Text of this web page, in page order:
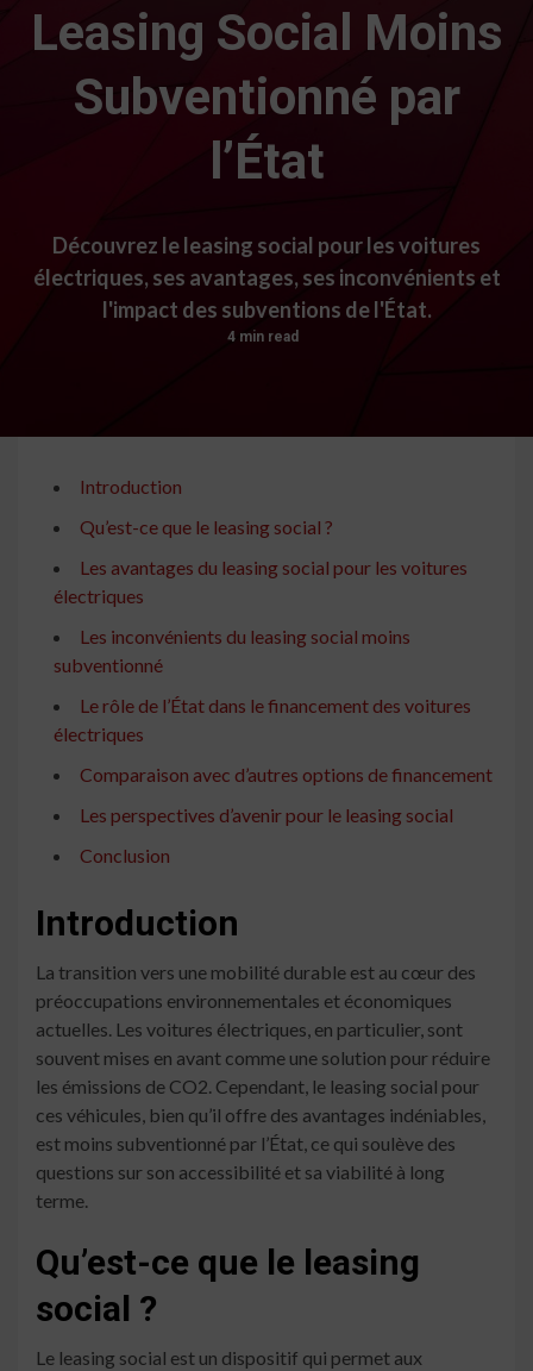
Leasing Social Moins
Subventionné par
l’État
Découvrez le leasing social pour les voitures
électriques, ses avantages, ses inconvénients et
l'impact des subventions de l'État.
4 min read
Introduction
Qu’est-ce que le leasing social ?
Les avantages du leasing social pour les voitures
électriques
Les inconvénients du leasing social moins
subventionné
Le rôle de l’État dans le financement des voitures
électriques
Comparaison avec d’autres options de financement
Les perspectives d’avenir pour le leasing social
Conclusion
Introduction
La transition vers une mobilité durable est au cœur des
préoccupations environnementales et économiques
actuelles. Les voitures électriques, en particulier, sont
souvent mises en avant comme une solution pour réduire
les émissions de CO2. Cependant, le leasing social pour
ces véhicules, bien qu’il offre des avantages indéniables,
est moins subventionné par l’État, ce qui soulève des
questions sur son accessibilité et sa viabilité à long
terme.
Qu’est-ce que le leasing
social ?
Le leasing social est un dispositif qui permet aux